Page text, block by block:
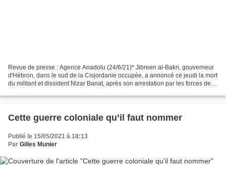
Revue de presse : Agence Anadolu (24/6/21)* Jibreen al-Bakri, gouverneur
d'Hébron, dans le sud de la Cisjordanie occupée, a annoncé ce jeudi la mort
du militant et dissident Nizar Banat, après son arrestation par les forces de
Cette guerre coloniale qu’il faut nommer
Publié le 15/05/2021 à 18:13
Par Gilles Munier